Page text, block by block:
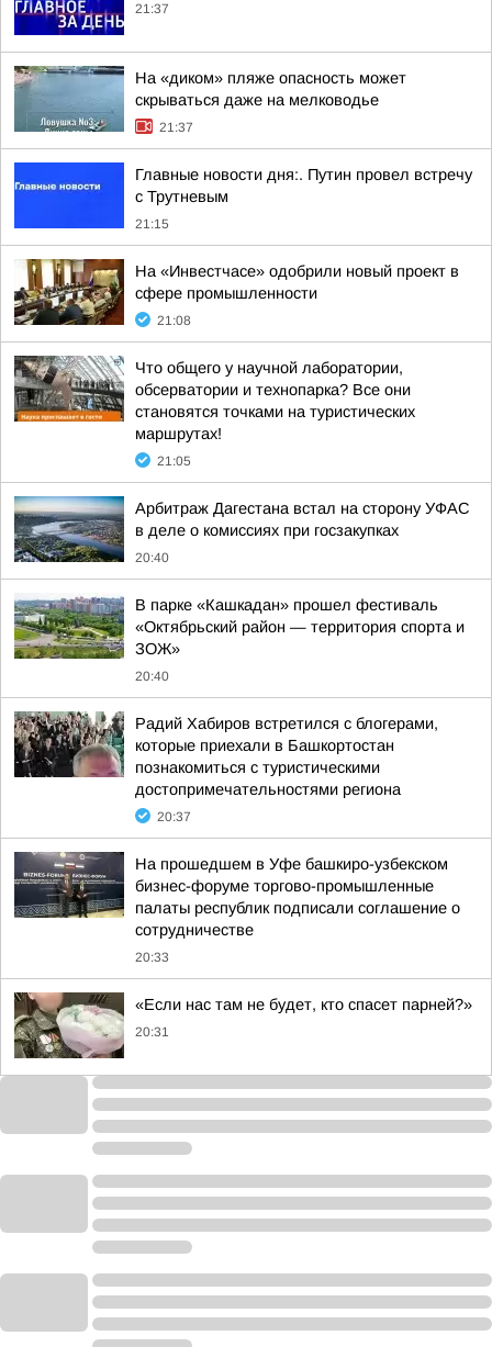
21:37
На «диком» пляже опасность может
скрываться даже на мелководье
21:37
Главные новости дня:. Путин провел встречу
с Трутневым
21:15
На «Инвестчасе» одобрили новый проект в
сфере промышленности
21:08
Что общего у научной лаборатории,
обсерватории и технопарка? Все они
становятся точками на туристических
маршрутах!
21:05
Арбитраж Дагестана встал на сторону УФАС
в деле о комиссиях при госзакупках
20:40
В парке «Кашкадан» прошел фестиваль
«Октябрьский район — территория спорта и
ЗОЖ»
20:40
Радий Хабиров встретился с блогерами,
которые приехали в Башкортостан
познакомиться с туристическими
достопримечательностями региона
20:37
На прошедшем в Уфе башкиро-узбекском
бизнес-форуме торгово-промышленные
палаты республик подписали соглашение о
сотрудничестве
20:33
«Если нас там не будет, кто спасет парней?»
20:31